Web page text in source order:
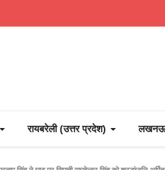
रायबरेली (उत्तर प्रदेश)